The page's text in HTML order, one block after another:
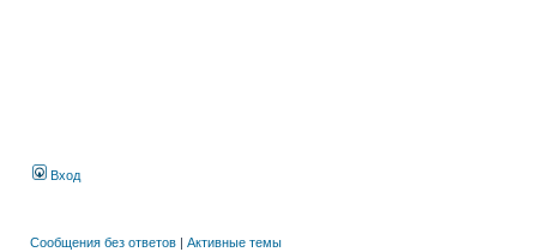
Вход
Сообщения без ответов | Активные темы